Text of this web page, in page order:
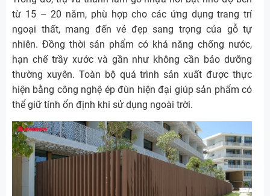
từ 15 – 20 năm, phù hợp cho các ứng dụng trang trí
ngoại thất, mang đến vẻ đẹp sang trọng của gỗ tự
nhiên. Đồng thời sản phẩm có khả năng chống nước,
hạn chế trầy xước và gần như không cần bảo dưỡng
thường xuyên. Toàn bộ quá trình sản xuất được thực
hiện bằng công nghệ ép đùn hiện đại giúp sản phẩm có
thể giữ tính ổn định khi sử dụng ngoài trời.